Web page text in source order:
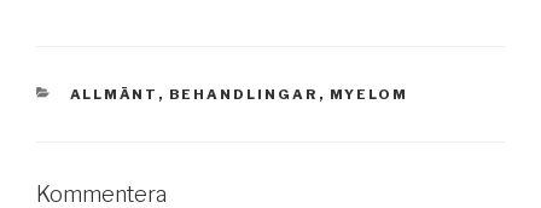
KATEGORIER
ALLMÄNT , BEHANDLINGAR , MYELOM
Kommentera